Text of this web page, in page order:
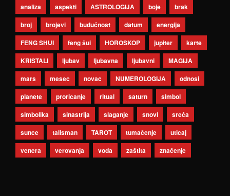
analiza aspekti ASTROLOGIJA boje
brak
broj
brojevi budućnost datum
energija
FENG SHUI
feng šui HOROSKOP jupiter
karte
KRISTALI
ljubav ljubavna ljubavni
MAGIJA
mars
mesec novac NUMEROLOGIJA
odnosi
planete
proricanje ritual saturn
simbol
simbolika
sinastrija slaganje snovi
sreća
sunce
talisman TAROT tumačenje
uticaj
venera
verovanja voda zaštita značenje